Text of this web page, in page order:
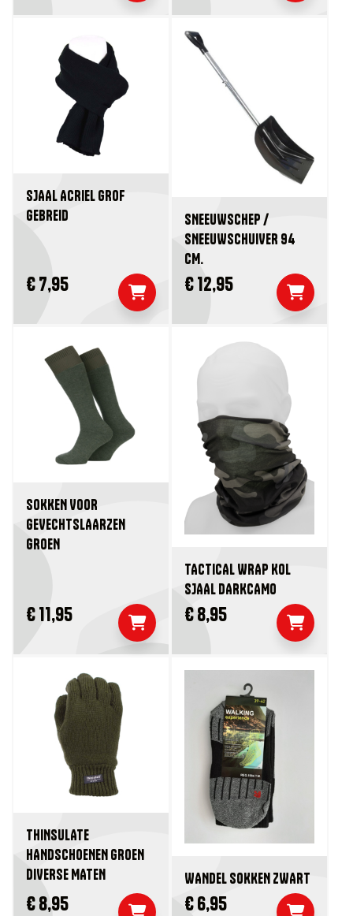
SJAAL ACRIEL GROF
GEBREID
€ 7,95
SNEEUWSCHEP /
SNEEUWSCHUIVER 94
CM.
€ 12,95
SOKKEN VOOR
GEVECHTSLAARZEN
GROEN
€ 11,95
TACTICAL WRAP KOL
SJAAL DARKCAMO
€ 8,95
THINSULATE
HANDSCHOENEN GROEN
DIVERSE MATEN
€ 8,95
WANDEL SOKKEN ZWART
€ 6,95